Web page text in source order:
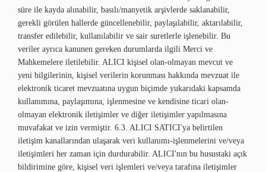
süre ile kayda alınabilir, basılı/manyetik arşivlerde saklanabilir,
gerekli görülen hallerde güncellenebilir, paylaşılabilir, aktarılabilir,
transfer edilebilir, kullanılabilir ve sair suretlerle işlenebilir. Bu
veriler ayrıca kanunen gereken durumlarda ilgili Merci ve
Mahkemelere iletilebilir. ALICI kişisel olan-olmayan mevcut ve
yeni bilgilerinin, kişisel verilerin korunması hakkında mevzuat ile
elektronik ticaret mevzuatına uygun biçimde yukarıdaki kapsamda
kullanımına, paylaşımına, işlenmesine ve kendisine ticari olan-
olmayan elektronik iletişimler ve diğer iletişimler yapılmasına
muvafakat ve izin vermiştir. 6.3. ALICI SATICI'ya belirtilen
iletişim kanallarından ulaşarak veri kullanımı-işlenmelerini ve/veya
iletişimleri her zaman için durdurabilir. ALICI'nın bu husustaki açık
bildirimine göre, kişisel veri işlemleri ve/veya tarafına iletişimler